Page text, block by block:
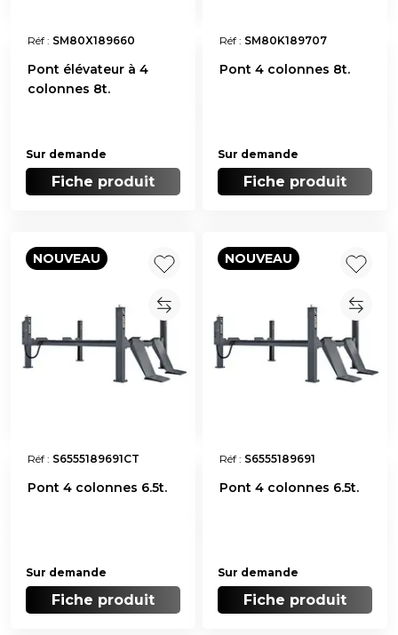
Réf : SM80X189660
Pont élévateur à 4
colonnes 8t.
Sur demande
Fiche produit
Réf : SM80K189707
Pont 4 colonnes 8t.
Sur demande
Fiche produit
NOUVEAU
Réf : S6555189691CT
Pont 4 colonnes 6.5t.
Sur demande
Fiche produit
NOUVEAU
Réf : S6555189691
Pont 4 colonnes 6.5t.
Sur demande
Fiche produit